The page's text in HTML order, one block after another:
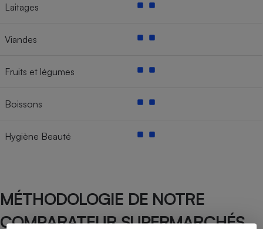
Laitages
Viandes
Fruits et légumes
Boissons
Hygiène Beauté
MÉTHODOLOGIE DE NOTRE
COMPARATEUR SUPERMARCHÉS